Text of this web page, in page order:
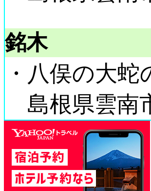
銘木
・八俣の大蛇
島根県雲南